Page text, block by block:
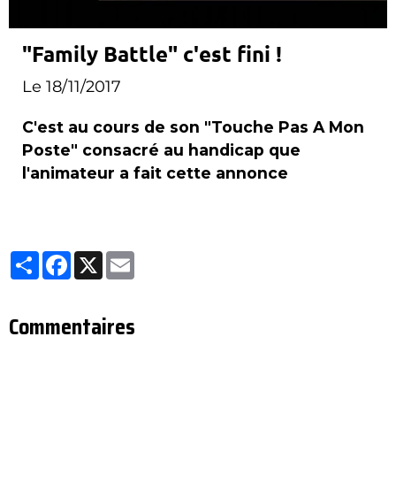
"Family Battle" c'est fini !
Le 18/11/2017
C'est au cours de son "Touche Pas A Mon
Poste" consacré au handicap que
l'animateur a fait cette annonce
Partager
Facebook
X
Commentaires